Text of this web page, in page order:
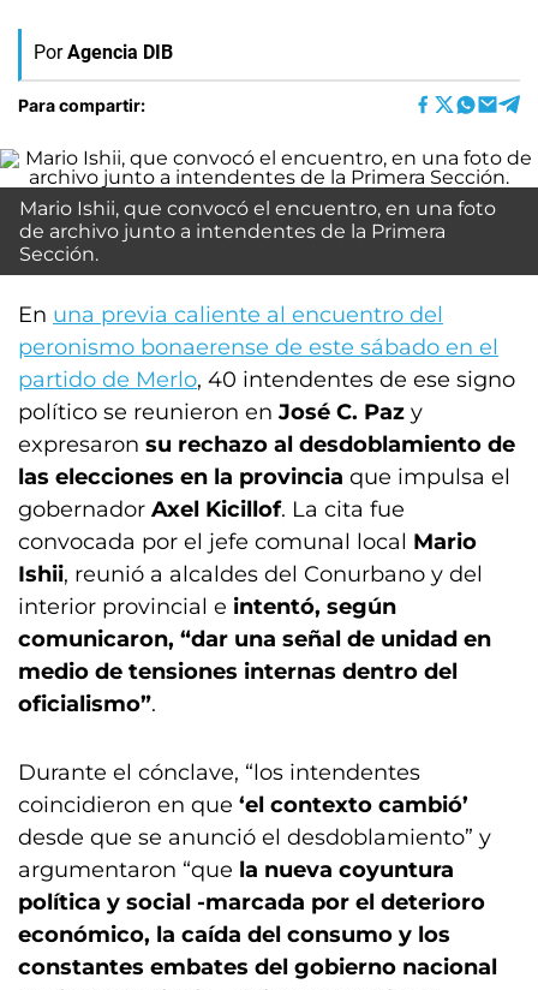
Por Agencia DIB
Para compartir:
Mario Ishii, que convocó el encuentro, en una foto
de archivo junto a intendentes de la Primera
Sección.
En una previa caliente al encuentro del
peronismo bonaerense de este sábado en el
partido de Merlo, 40 intendentes de ese signo
político se reunieron en José C. Paz y
expresaron su rechazo al desdoblamiento de
las elecciones en la provincia que impulsa el
gobernador Axel Kicillof. La cita fue
convocada por el jefe comunal local Mario
Ishii, reunió a alcaldes del Conurbano y del
interior provincial e intentó, según
comunicaron, “dar una señal de unidad en
medio de tensiones internas dentro del
oficialismo”.
Durante el cónclave, “los intendentes
coincidieron en que ‘el contexto cambió’
desde que se anunció el desdoblamiento” y
argumentaron “que la nueva coyuntura
política y social -marcada por el deterioro
económico, la caída del consumo y los
constantes embates del gobierno nacional